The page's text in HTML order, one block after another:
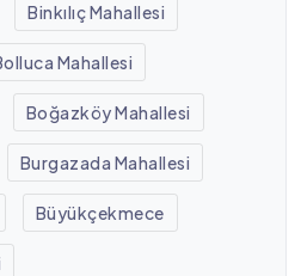
Binkılıç Mahallesi
Mahallesi
Boğazköy Mahallesi
Burgazada Mahallesi
Büyükçekmece